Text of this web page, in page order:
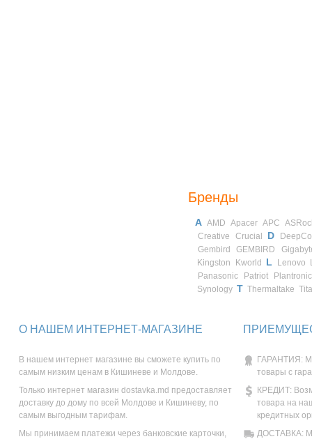
Бренды
A AMD Apacer APC
Creative
Crucial D
Gembird
GEMBIRD
Kingston
Kworld L Lenovo
Panasonic
Patriot
Synology T Thermaltake
О НАШЕМ ИНТЕРНЕТ-МАГАЗИНЕ
В нашем интернет магазине вы сможете купить по
самым низким ценам в Кишиневе и Молдове.
Только интернет магазин dostavka.md предоставляет
доставку до дому по всей Молдове и Кишиневу, по
самым выгодным тарифам.
Мы принимаем платежи через банковские карточки,
ГАРАНТИЯ:
товары с
КРЕДИТ:
товара на
кредитных
ДОСТАВКА: